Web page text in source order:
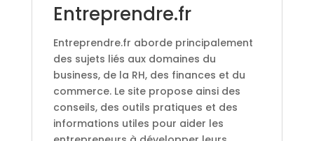
Entreprendre.fr
Entreprendre.fr aborde principalement
des sujets liés aux domaines du
business, de la RH, des finances et du
commerce. Le site propose ainsi des
conseils, des outils pratiques et des
informations utiles pour aider les